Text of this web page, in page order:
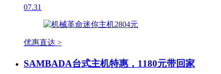
07.31
优惠直达 >
SAMBADA台式主机特惠，1180元带回家